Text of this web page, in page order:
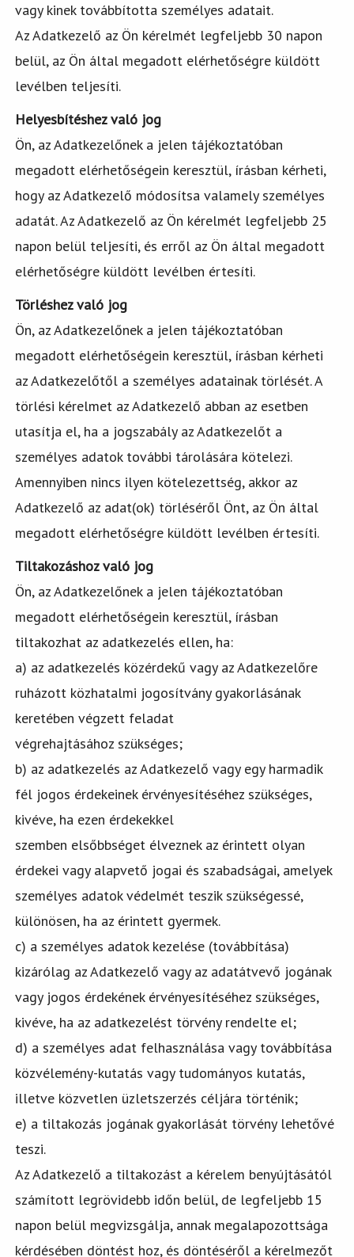
vagy kinek továbbította személyes adatait.
Az Adatkezelő az Ön kérelmét legfeljebb 30 napon
belül, az Ön által megadott elérhetőségre küldött
levélben teljesíti.
Helyesbítéshez való jog
Ön, az Adatkezelőnek a jelen tájékoztatóban
megadott elérhetőségein keresztül, írásban kérheti,
hogy az Adatkezelő módosítsa valamely személyes
adatát. Az Adatkezelő az Ön kérelmét legfeljebb 25
napon belül teljesíti, és erről az Ön által megadott
elérhetőségre küldött levélben értesíti.
Törléshez való jog
Ön, az Adatkezelőnek a jelen tájékoztatóban
megadott elérhetőségein keresztül, írásban kérheti
az Adatkezelőtől a személyes adatainak törlését. A
törlési kérelmet az Adatkezelő abban az esetben
utasítja el, ha a jogszabály az Adatkezelőt a
személyes adatok további tárolására kötelezi.
Amennyiben nincs ilyen kötelezettség, akkor az
Adatkezelő az adat(ok) törléséről Önt, az Ön által
megadott elérhetőségre küldött levélben értesíti.
Tiltakozáshoz való jog
Ön, az Adatkezelőnek a jelen tájékoztatóban
megadott elérhetőségein keresztül, írásban
tiltakozhat az adatkezelés ellen, ha:
a) az adatkezelés közérdekű vagy az Adatkezelőre
ruházott közhatalmi jogosítvány gyakorlásának
keretében végzett feladat
végrehajtásához szükséges;
b) az adatkezelés az Adatkezelő vagy egy harmadik
fél jogos érdekeinek érvényesítéséhez szükséges,
kivéve, ha ezen érdekekkel
szemben elsőbbséget élveznek az érintett olyan
érdekei vagy alapvető jogai és szabadságai, amelyek
személyes adatok védelmét teszik szükségessé,
különösen, ha az érintett gyermek.
c) a személyes adatok kezelése (továbbítása)
kizárólag az Adatkezelő vagy az adatátvevő jogának
vagy jogos érdekének érvényesítéséhez szükséges,
kivéve, ha az adatkezelést törvény rendelte el;
d) a személyes adat felhasználása vagy továbbítása
közvélemény-kutatás vagy tudományos kutatás,
illetve közvetlen üzletszerzés céljára történik;
e) a tiltakozás jogának gyakorlását törvény lehetővé
teszi.
Az Adatkezelő a tiltakozást a kérelem benyújtásától
számított legrövidebb időn belül, de legfeljebb 15
napon belül megvizsgálja, annak megalapozottsága
kérdésében döntést hoz, és döntéséről a kérelmezőt